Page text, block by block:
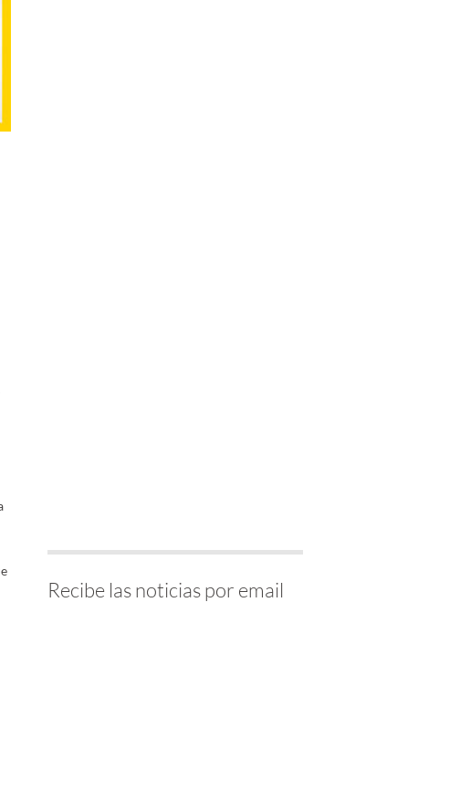
Recibe las noticias por email